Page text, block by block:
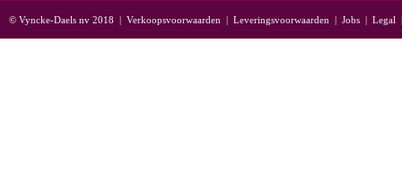
© Vyncke-Daels nv 2018 | Verkoopsvoorwaarden | Leveringsvoorwaarden | Jobs | Legal